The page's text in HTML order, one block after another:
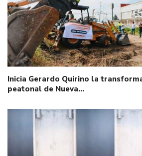
Inicia Gerardo Quirino la
peatonal de Nueva…